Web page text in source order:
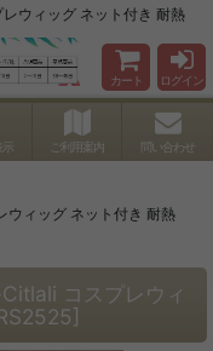
ウィッグ ネット付き 耐熱
カート ログイン
示 ご利用案内 問い合わせ
ウィッグ ネット付き 耐熱
コスプレウィ
]